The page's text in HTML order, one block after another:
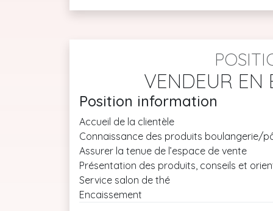
VENDEUR EN
Position information
Accueil de la clientèle
Connaissance des produits boulangerie/
Assurer la tenue de l’espace de vente
Présentation des produits, conseils et
Service salon de thé
Encaissement